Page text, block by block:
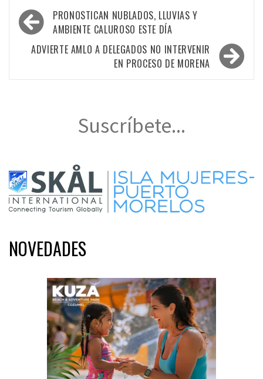
Navegación
de
entradas
PRONOSTICAN NUBLADOS, LLUVIAS Y
AMBIENTE CALUROSO ESTE DÍA
ADVIERTE AMLO A DELEGADOS NO INTERVENIR
EN PROCESO DE MORENA
Suscríbete...
NOVEDADES